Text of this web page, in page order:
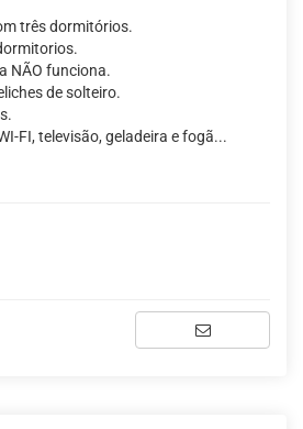
três dormitórios.
NÃO funciona.
de solteiro.
FI, televisão, geladeira e fogã...